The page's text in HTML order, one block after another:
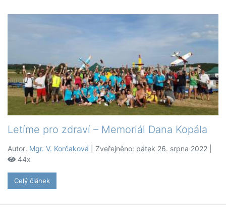
Letíme pro zdraví – Memoriál Dana Kopála
Autor: Mgr. V. Korčaková | Zveřejněno: pátek 26. srpna 2022 |
44x
Celý článek